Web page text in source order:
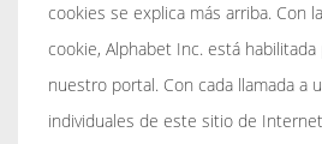
cookies se explica más arriba. Con
cookie, Alphabet Inc. está habilitada
nuestro portal. Con cada llamada a
individuales de este sitio de